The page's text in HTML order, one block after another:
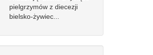
pielgrzymów z diecezji
bielsko-żywiec...